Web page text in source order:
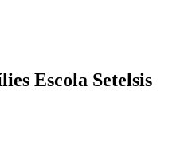
Escola Setelsis